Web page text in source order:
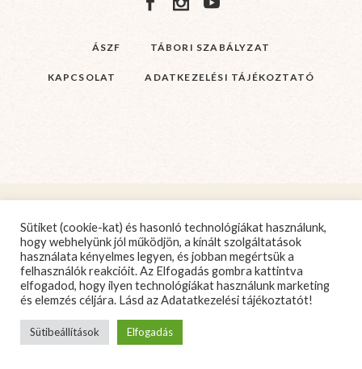
ÁSZF TÁBORI SZABÁLYZAT
KAPCSOLAT ADATKEZELÉSI TÁJÉKOZTATÓ
Sütiket (cookie-kat) és hasonló technológiákat használunk,
hogy webhelyünk jól működjön, a kínált szolgáltatások
használata kényelmes legyen, és jobban megértsük a
felhasználók reakcióit. Az Elfogadás gombra kattintva
elfogadod, hogy ilyen technológiákat használunk marketing
és elemzés céljára. Lásd azAdatatkezelési tájékoztatót!
Sütibeállítások Elfogadás